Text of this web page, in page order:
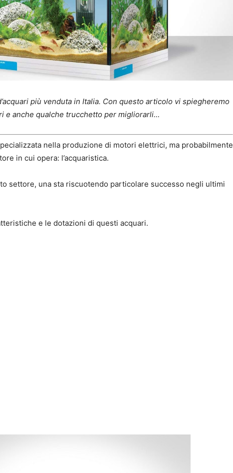
più venduta in Italia. Con questo articolo vi spiegheremo
e anche qualche trucchetto per migliorarli…
nella produzione di motori elettrici, ma probabilmente
in cui opera: l’acquaristica.
settore, una sta riscuotendo particolare successo negli ultimi
e le dotazioni di questi acquari.